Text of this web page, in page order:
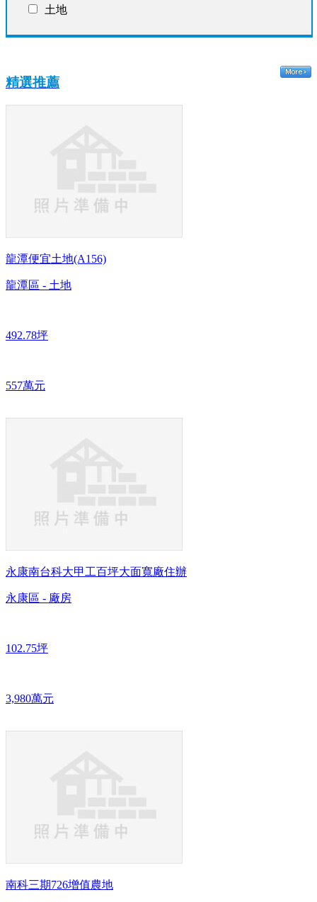
土地
精選推薦
龍潭便宜土地(A156)
龍潭區 - 土地
492.78坪
557萬元
永康南台科大甲工百坪大面寬廠住辦
永康區 - 廠房
102.75坪
3,980萬元
南科三期726增值農地